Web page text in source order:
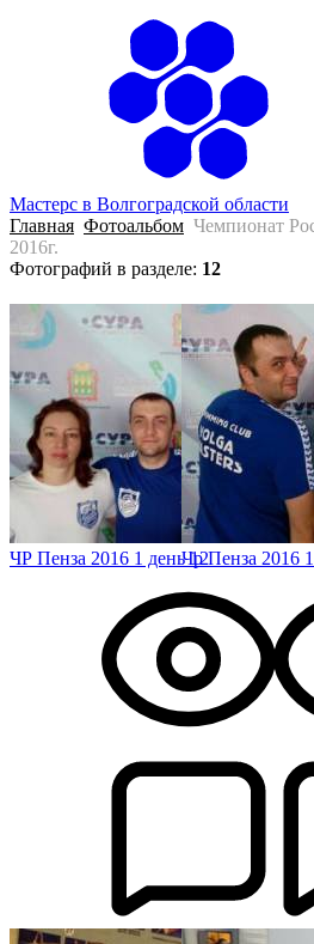
Мастерс в Волгоградской области
Главная Фотоальбом Чемпионат
2016г.
Фотографий в разделе: 12
ЧР Пенза 2016 1 день 12Чр Пенза 2016